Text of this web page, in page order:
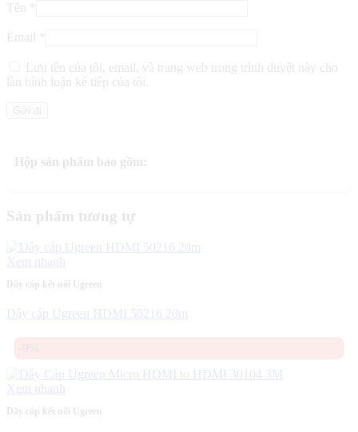
Tên
Email
Lưu tên của tôi, email, và trang web trong trình duyệt này cho
lần bình luận kế tiếp của tôi.
Hộp sản phẩm bao gồm:
Sản phẩm tương tự
Xem nhanh
Dây cáp kết nối Ugreen
Dây cáp Ugreen HDMI 50216 20m
Xem nhanh
Dây cáp kết nối Ugreen